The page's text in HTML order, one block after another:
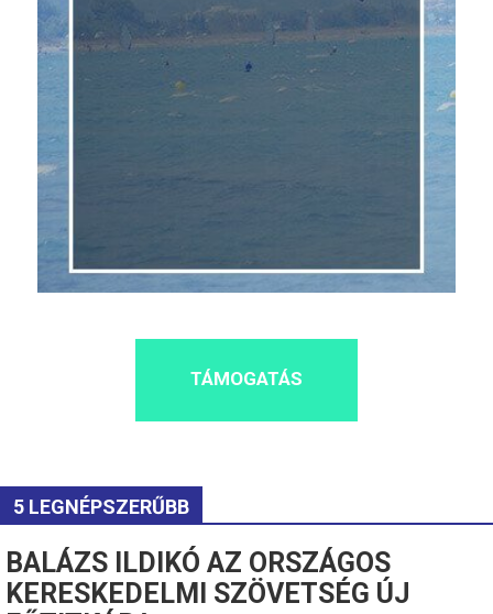
TÁMOGATÁS
5 LEGNÉPSZERŰBB
BALÁZS ILDIKÓ AZ ORSZÁGOS
KERESKEDELMI SZÖVETSÉG ÚJ